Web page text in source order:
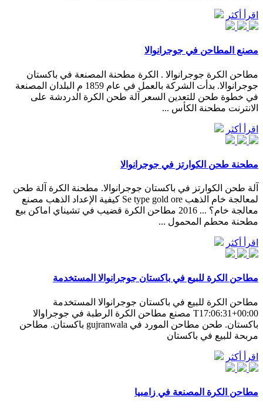
اقرأ أكثر
مصنع المطاحن في جوجرانوالا
مطاحن الكرة جوجرانوالا . الكرة مطحنة المصنعة في باكستان
جوجرانوالا. بدأت الشركة بالعمل في عام 1859 م البلدان المصنعة
في خطوة طحن للتعدين السعر آلة طحن الكرة الدردشة على
الانترنت مطحنة الكأس ...
اقرأ أكثر
مطحنة طحن الكوارتز في جوجرانوالا
آلة طحن الكوارتز في باكستان جوجرانوالا. مطحنة الكرة آلة طحن
لمعالجة خام الذهب Se type gold ore كيفية الإعداد الذهب مصنع
معالجة خام؟ ... 2016 مطاحن الكرة قضيب في تشيناي اماكن بيع
مطحنة محطم المحمول ...
اقرأ أكثر
مطاحن الكرة للبيع في باكستان جوجرانوالا المستخدمة
مطاحن الكرة للبيع في باكستان جوجرانوالا المستخدمة
T17:06:31+00:00 مصنع مطاحن الكرة الرطبة في جوجراوالا
باكستان. طحن مطاحن المورد في gujranwala باكستان. مطاحن
مربحة للبيع في باكستان
اقرأ أكثر
مطاحن الكرة المصنعة في زامبيا